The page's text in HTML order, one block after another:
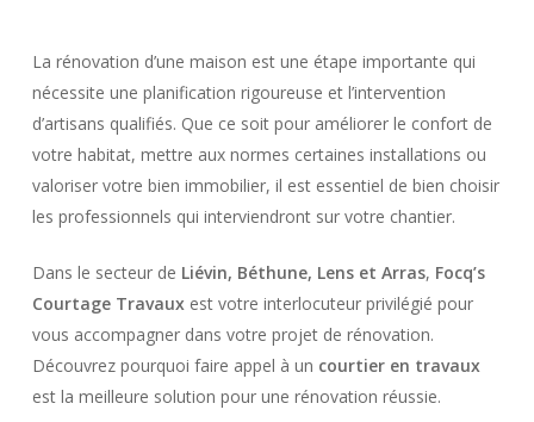
La rénovation d’une maison est une étape importante qui
nécessite une planification rigoureuse et l’intervention
d’artisans qualifiés. Que ce soit pour améliorer le confort de
votre habitat, mettre aux normes certaines installations ou
valoriser votre bien immobilier, il est essentiel de bien choisir
les professionnels qui interviendront sur votre chantier.
Dans le secteur de Liévin, Béthune, Lens et Arras, Focq’s
Courtage Travaux est votre interlocuteur privilégié pour
vous accompagner dans votre projet de rénovation.
Découvrez pourquoi faire appel à un courtier en travaux
est la meilleure solution pour une rénovation réussie.